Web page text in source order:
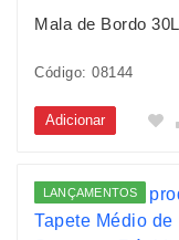
Mala de Bordo 30L
Código: 08144
Adicionar
LANÇAMENTOS